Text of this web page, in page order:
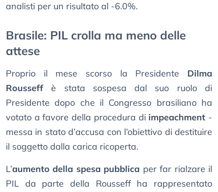
analisti per un risultato al -6.0%.
Brasile: PIL crolla ma meno delle
attese
Proprio il mese scorso la Presidente Dilma
Rousseff è stata sospesa dal suo ruolo di
Presidente dopo che il Congresso brasiliano ha
votato a favore della procedura di impeachment -
messa in stato d’accusa con l’obiettivo di destituire
il soggetto dalla carica ricoperta.
L’aumento della spesa pubblica per far rialzare il
PIL da parte della Rousseff ha rappresentato